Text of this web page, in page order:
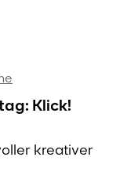
Klick!
kreativer